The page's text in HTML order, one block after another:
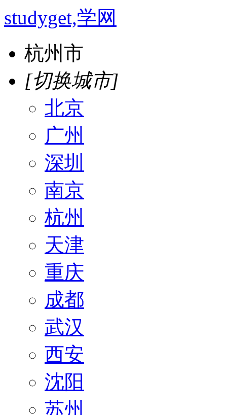
studyget,学网
杭州市
[切换城市]
北京
广州
深圳
南京
杭州
天津
重庆
成都
武汉
西安
沈阳
苏州